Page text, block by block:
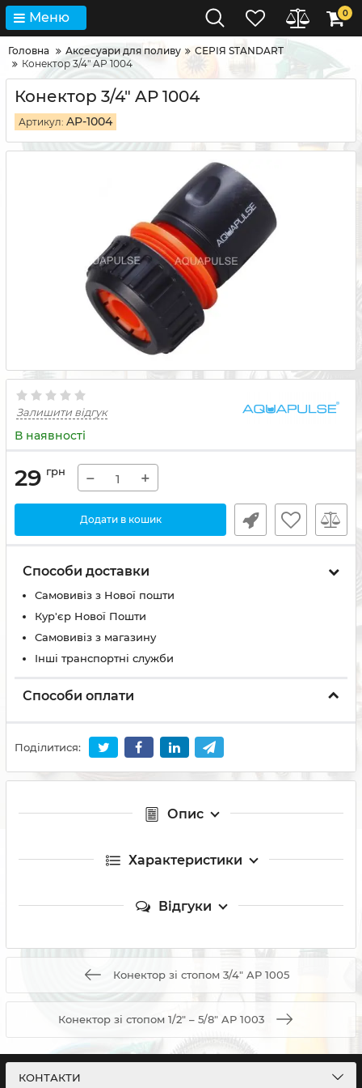
Меню 0
Головна Аксесуари для поливу
СЕРІЯ STANDART
Конектор 3/4" AP 1004
Конектор 3/4" AP 1004
Артикул: AP-1004
Залишити відгук
В наявності
29 грн − +
Додати в кошик
Способи доставки
Самовивіз з Нової пошти
Кур'єр Нової Пошти
Самовивіз з магазину
Інші транспортні служби
Способи оплати
Поділитися:
Опис
Характеристики
Відгуки
Конектор зі стопом 3/4" AP 1005
Конектор зі стопом 1/2" – 5/8" AP 1003
КОНТАКТИ